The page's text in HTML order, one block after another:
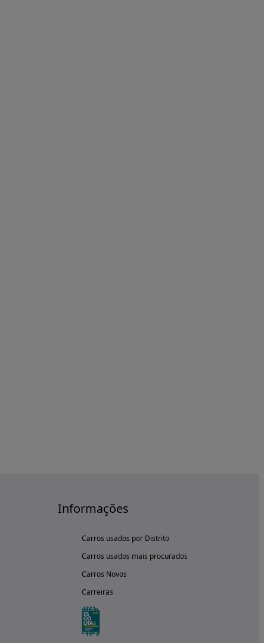
Informações
Carros usados por Distrito
Carros usados mais procurados
Carros Novos
Carreiras